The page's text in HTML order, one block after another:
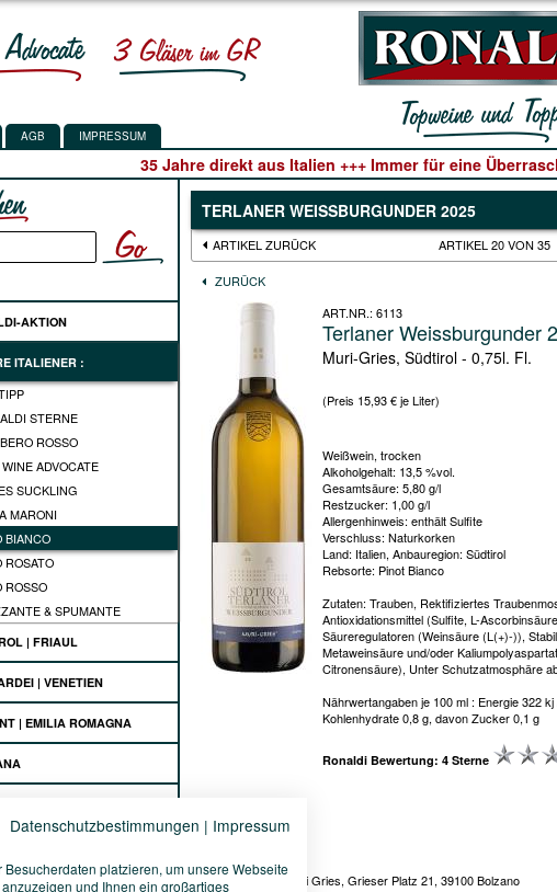
AGB IMPRESSUM
35 Jahre direkt aus Italien +++ Immer für eine
AKTION
ITALIENER :
STERNE
ROSSO
ADVOCATE
SUCKLING
MARONI
BIANCO
ROSATO
ROSSO
& SPUMANTE
| FRIAUL
| VENETIEN
| EMILIA ROMAGNA
| MOLISE
| BASILIKATA
TERLANER WEISSBURGUNDER 2025
ARTIKEL ZURÜCK ARTIKEL 20 VON 35
ZURÜCK
ART.NR.: 6113
Terlaner Weissburgunder
Muri-Gries, Südtirol - 0,75l. Fl.
(Preis 15,93 € je Liter)
Weißwein, trocken
Alkoholgehalt: 13,5 %vol.
Gesamtsäure: 5,80 g/l
Restzucker: 1,00 g/l
Allergenhinweis: enthält Sulfite
Verschluss: Naturkorken
Land: Italien, Anbauregion: Südtirol
Rebsorte: Pinot Bianco
Zutaten: Trauben, Rektifiziertes
Antioxidationsmittel (Sulfite, L-
Säureregulatoren (Weinsäure (L(+)-)),
Metaweinsäure und/oder
Citronensäure), Unter Schutzatmosphäre
Nährwertangaben je 100 ml : Energie 322
Kohlenhydrate 0,8 g, davon Zucker 0,1 g
Ronaldi Bewertung: 4 Sterne
Kellerei:
Klosterkellerei Muri Gries, Grieser Platz 21, 39100 Bolzano
Datenschutzbestimmungen | Impressum
platzieren, um unsere Webseite
und Ihnen ein großartiges